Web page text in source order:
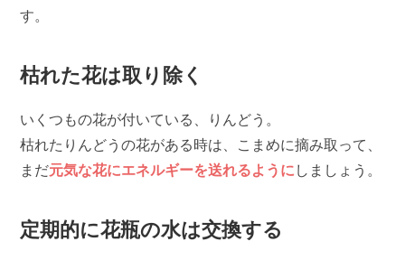
す。
枯れた花は取り除く
いくつもの花が付いている、りんどう。
枯れたりんどうの花がある時は、こまめに摘み取って、
まだ元気な花にエネルギーを送れるように しましょう。
定期的に花瓶の水は交換する